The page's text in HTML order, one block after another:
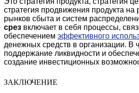
стратегия продвижения продукта
рынков сбыта и систем
срез включает в себя процессы,
обеспечением эффективного
денежных средств в организации. В
поддержание ликвидности и
создание инвестиционных
ЗАКЛЮЧЕНИЕ